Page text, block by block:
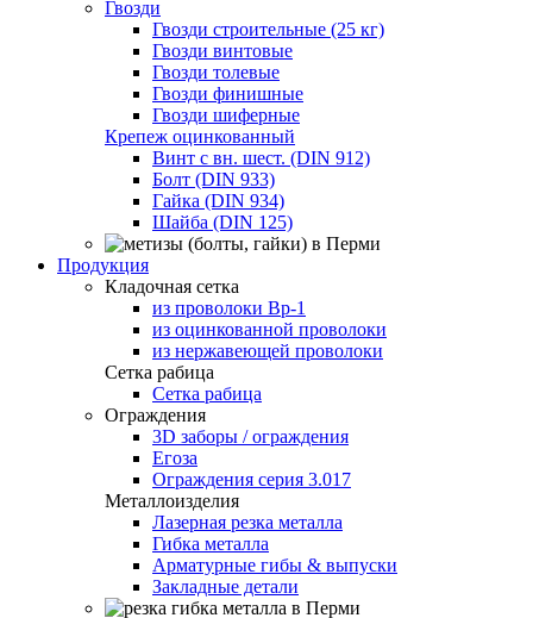
Гвозди
Гвозди строительные (25 кг)
Гвозди винтовые
Гвозди толевые
Гвозди финишные
Гвозди шиферные
Крепеж оцинкованный
Винт с вн. шест. (DIN 912)
Болт (DIN 933)
Гайка (DIN 934)
Шайба (DIN 125)
Продукция
Кладочная сетка
из проволоки Вр-1
из оцинкованной проволоки
из нержавеющей проволоки
Сетка рабица
Сетка рабица
Ограждения
3D заборы / ограждения
Егоза
Ограждения серия 3.017
Металлоизделия
Лазерная резка металла
Гибка металла
Арматурные гибы & выпуски
Закладные детали